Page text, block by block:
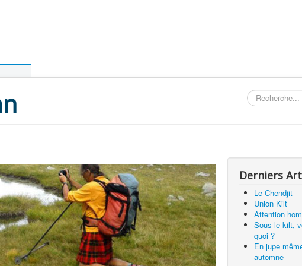
Rechercher
Derniers
Le Chendjit
Union Kilt
Attention
Sous le kilt,
quoi ?
En jupe
automne